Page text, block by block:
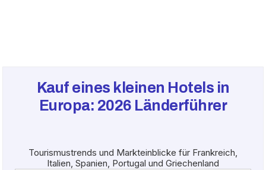
Kauf eines kleinen Hotels in
Europa: 2026 Länderführer
Tourismustrends und Markteinblicke für Frankreich,
Italien, Spanien, Portugal und Griechenland